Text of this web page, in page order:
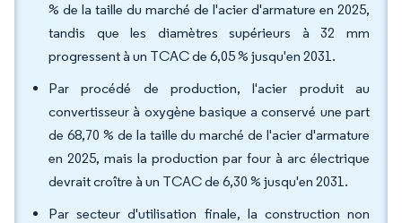
% de la taille du marché de l'acier d'armature en 2025,
tandis que les diamètres supérieurs à 32 mm
progressent à un TCAC de 6,05 % jusqu'en 2031.
Par procédé de production, l'acier produit au
convertisseur à oxygène basique a conservé une part
de 68,70 % de la taille du marché de l'acier d'armature
en 2025, mais la production par four à arc électrique
devrait croître à un TCAC de 6,30 % jusqu'en 2031.
Par secteur d'utilisation finale, la construction non